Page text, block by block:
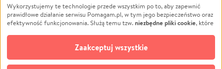
Pomoc Finansowa
Projekty
Pogrzeb
Społeczność lokalna
Kultura
Edukacja
Podróż
Impreza
Ochrona środowiska
Biznes
Wykorzystujemy te technologie przede wszystkim po to, aby zapewnić
prawidłowe działanie serwisu Pomagam.pl, w tym jego bezpieczeństwo oraz
efektywność funkcjonowania. Służą temu tzw.niezbędne pliki cookie, które
opcjonalnych plików cookie
technologii do celów analitycznych i retargetingowych. Możesz wyrazić
zgodę na ich stosowanie lub jej odmówić. W dowolnym momencie masz
Zaakceptuj wszystkie